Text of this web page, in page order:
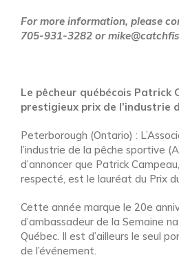
For more information, please
705-931-3282 or
Le pêcheur québécois Patrick
prestigieux prix de l’industrie
Peterborough (Ontario) :
l’industrie de la pêche sportive
d’annoncer que Patrick
respecté, est le lauréat du Prix
Cette année marque le 20e
d’ambassadeur de la Semaine
Québec. Il est d’ailleurs le seul
de l’événement.